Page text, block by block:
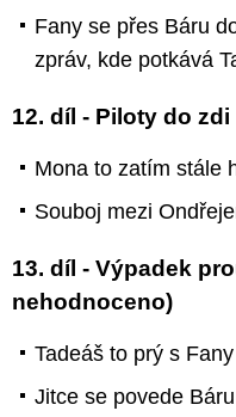
Fany se přes Báru
zpráv, kde potkává
12. díl - Piloty do
Mona to zatím stále
Souboj mezi
13. díl - Výpadek
nehodnoceno)
Tadeáš to prý s
Jitce se povede